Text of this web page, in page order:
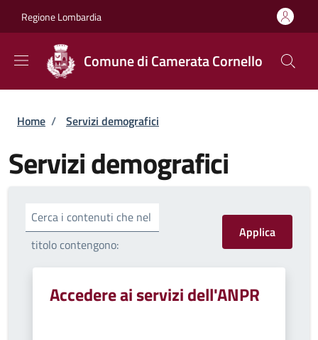
Regione Lombardia
Comune di Camerata Cornello
Briciole di pane
Home / Servizi demografici
Servizi demografici
Cerca i contenuti che nel
titolo contengono:
Accedere ai servizi dell'ANPR